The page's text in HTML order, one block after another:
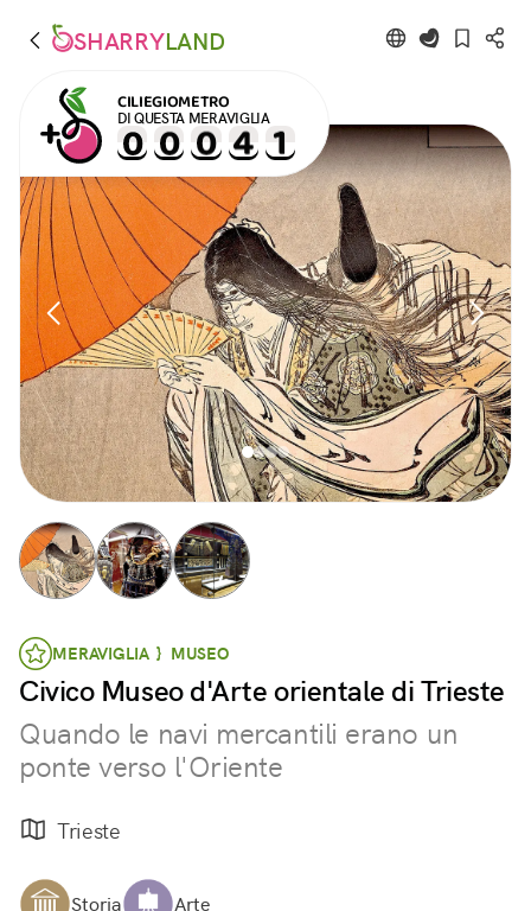
SHARRYLAND
CILIEGIOMETRO
DI QUESTA MERAVIGLIA
MERAVIGLIA } MUSEO
Civico Museo d'Arte orientale di Trieste
Quando le navi mercantili erano un
ponte verso l'Oriente
Trieste
Storia Arte